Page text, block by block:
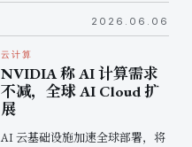
2026.06.06
云计算
NVIDIA 称 AI 计算需求
不减，全球 AI Cloud 扩
展
AI 云基础设施加速全球部署，将